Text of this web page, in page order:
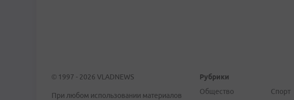
© 1997 - 2026 VLADNEWS
При любом использовании материалов
Рубрики
Общество
Спорт